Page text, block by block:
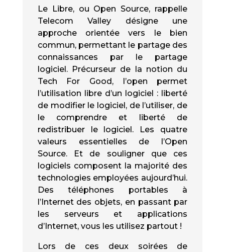
Le Libre, ou Open Source, rappelle
Telecom Valley désigne une
approche orientée vers le bien
commun, permettant le partage des
connaissances par le partage
logiciel. Précurseur de la notion du
Tech For Good, l’open permet
l’utilisation libre d’un logiciel : liberté
de modifier le logiciel, de l’utiliser, de
le comprendre et liberté de
redistribuer le logiciel. Les quatre
valeurs essentielles de l’Open
Source. Et de souligner que ces
logiciels composent la majorité des
technologies employées aujourd’hui.
Des téléphones portables à
l’Internet des objets, en passant par
les serveurs et applications
d’Internet, vous les utilisez partout !
Lors de ces deux soirées de